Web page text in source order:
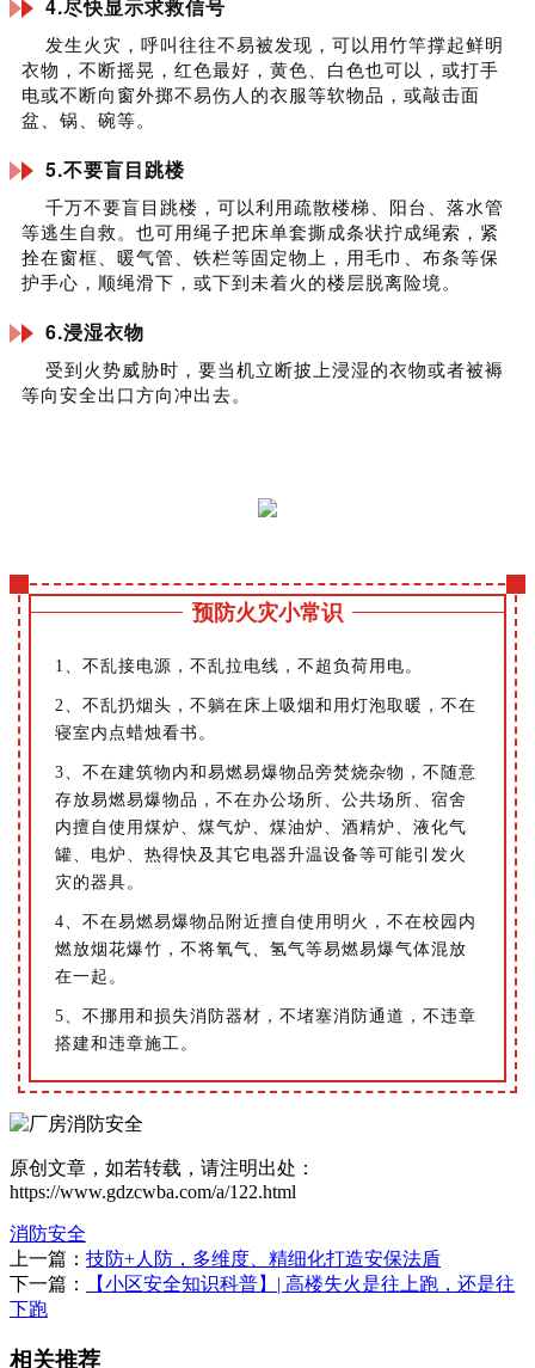
4.尽快显示求救信号
发生火灾，呼叫往往不易被发现，可以用竹竿撑起鲜明
衣物，不断摇晃，红色最好，黄色、白色也可以，或打手
电或不断向窗外掷不易伤人的衣服等软物品，或敲击面
盆、锅、碗等。
5.不要盲目跳楼
千万不要盲目跳楼，可以利用疏散楼梯、阳台、落水管
等逃生自救。也可用绳子把床单套撕成条状拧成绳索，紧
拴在窗框、暖气管、铁栏等固定物上，用毛巾、布条等保
护手心，顺绳滑下，或下到未着火的楼层脱离险境。
6.浸湿衣物
受到火势威胁时，要当机立断披上浸湿的衣物或者被褥
等向安全出口方向冲出去。
预防火灾小常识
1、不乱接电源，不乱拉电线，不超负荷用电。
2、不乱扔烟头，不躺在床上吸烟和用灯泡取暖，不在
寝室内点蜡烛看书。
3、不在建筑物内和易燃易爆物品旁焚烧杂物，不随意
存放易燃易爆物品，不在办公场所、公共场所、宿舍
内擅自使用煤炉、煤气炉、煤油炉、酒精炉、液化气
罐、电炉、热得快及其它电器升温设备等可能引发火
灾的器具。
4、不在易燃易爆物品附近擅自使用明火，不在校园内
燃放烟花爆竹，不将氧气、氢气等易燃易爆气体混放
在一起。
5、不挪用和损失消防器材，不堵塞消防通道，不违章
搭建和违章施工。
原创文章，如若转载，请注明出处：
https://www.gdzcwba.com/a/122.html
消防安全
上一篇： 技防+人防，多维度、精细化打造安保法盾
下一篇：
【小区安全知识科普】| 高楼失火是往上跑，还是往
下跑
相关推荐